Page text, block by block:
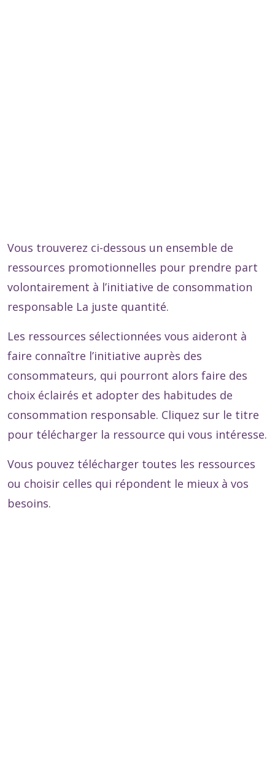
Vous trouverez ci-dessous un ensemble de
ressources promotionnelles pour prendre part
volontairement à l’initiative de consommation
responsable La juste quantité.
Les ressources sélectionnées vous aideront à
faire connaître l’initiative auprès des
consommateurs, qui pourront alors faire des
choix éclairés et adopter des habitudes de
consommation responsable. Cliquez sur le titre
pour télécharger la ressource qui vous intéresse.
Vous pouvez télécharger toutes les ressources
ou choisir celles qui répondent le mieux à vos
besoins.